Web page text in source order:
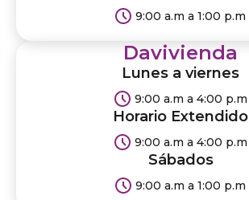
9:00 a.m a 1:00 p.m
Davivienda
Lunes a viernes
9:00 a.m a 4:00 p.m
Horario Extendido
9:00 a.m a 4:00 p.m
Sábados
9:00 a.m a 1:00 p.m